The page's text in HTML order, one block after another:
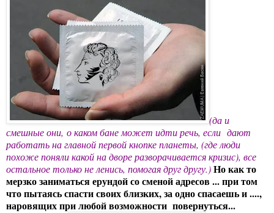
(да и
смешные они, о каком бане может идти речь, если дают
работать на главной первой кнопке планеты, (где люди
похоже поняли какой на дворе разворачивается кризис), все
остальное только не ленись, помогая друг другу.)Но как то
мерзко заниматься ерундой со сменой адресов ... при том
что пытаясь спасти своих близких, за одно спасаешь и ....,
наровящих при любой возможности повернуться...